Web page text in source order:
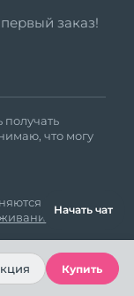
заказ!
что могу
Google.
Начать чат
Купить